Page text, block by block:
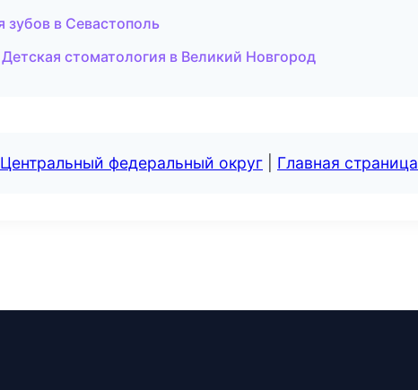
в Севастополь
стоматология в Великий Новгород
федеральный округ Главная страница